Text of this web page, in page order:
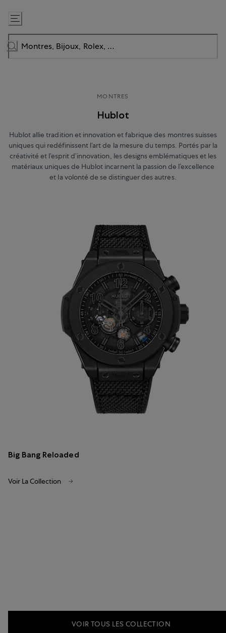
Passer
au
contenu
MONTRES
Hublot
Hublot allie tradition et innovation et fabrique des montres suisses
uniques qui redéfinissent l’art de la mesure du temps. Portés par la
créativité et l’esprit d’innovation, les designs emblématiques et les
matériaux uniques de Hublot incarnent la passion de l’excellence
et la volonté de se distinguer des autres.
Big Bang Reloaded
Voir La Collection
VOIR TOUS LES COLLECTION